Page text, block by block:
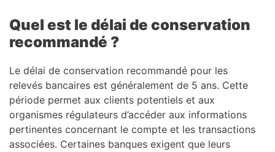
Quel est le délai de conservation
recommandé ?
Le délai de conservation recommandé pour les
relevés bancaires est généralement de 5 ans. Cette
période permet aux clients potentiels et aux
organismes régulateurs d’accéder aux informations
pertinentes concernant le compte et les transactions
associées. Certaines banques exigent que leurs